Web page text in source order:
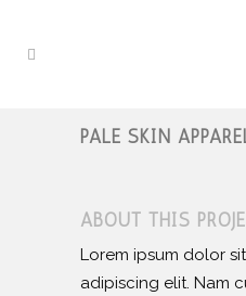
PALE SKIN
ABOUT THIS
Lorem ipsum dolor
adipiscing elit. Nam